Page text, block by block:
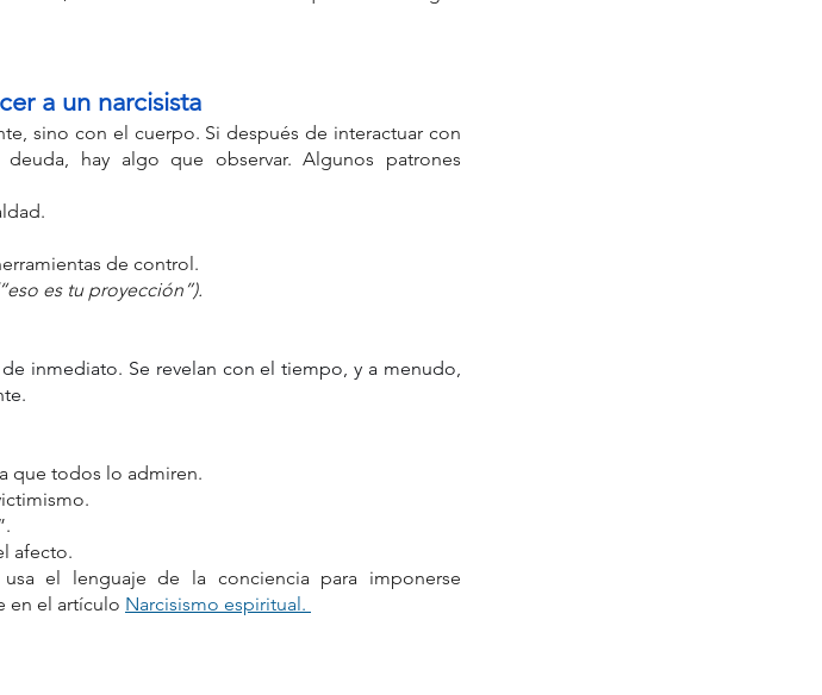
a un narcisista
sino con el cuerpo. Si después de interactuar con
hay algo que observar. Algunos patrones
de control.
es tu proyección”).
inmediato. Se revelan con el tiempo, y a menudo,
que todos lo admiren.
afecto.
el lenguaje de la conciencia para imponerse
en el artículo Narcisismo espiritual.